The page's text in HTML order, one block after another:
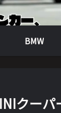
BMW
クー